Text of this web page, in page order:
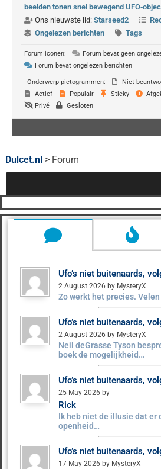
beelden tonen snel bewegend
Ons nieuwste lid: Starseed2
Ongelezen berichten
Tags
Forum iconen:
Forum bevat geen
Forum bevat ongelezen berichten
Onderwerp pictogrammen: Niet
Actief
Populair Sticky
Privé
Gesloten
Dulcet.nl > Forum
Ufo’s niet buitenaards,
2 August 2026 by MysteryX
Zo werkt het precies.
Ufo’s niet buitenaards,
2 August 2026 by MysteryX
Neil deGrasse Tyson
boek de mogelijkheid…
Ufo’s niet buitenaards,
25 May 2026 by
Rick
Ik heb niet de illusie dat er
openheid…
Ufo’s niet buitenaards,
17 May 2026 by MysteryX